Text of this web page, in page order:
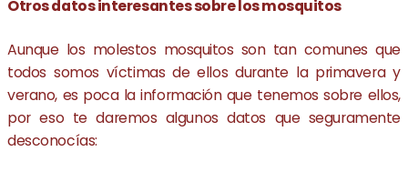
Otros datos interesantes sobre los mosquitos
Aunque los molestos mosquitos son tan comunes que
todos somos víctimas de ellos durante la primavera y
verano, es poca la información que tenemos sobre ellos,
por eso te daremos algunos datos que seguramente
desconocías: